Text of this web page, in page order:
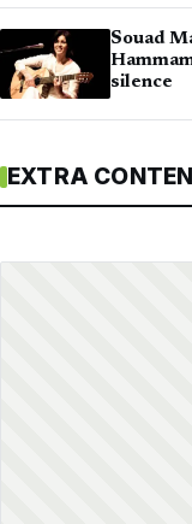
Souad
silence
EXTRA